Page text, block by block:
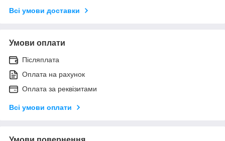
Всі умови доставки
Умови оплати
Післяплата
Оплата на рахунок
Оплата за реквізитами
Всі умови оплати